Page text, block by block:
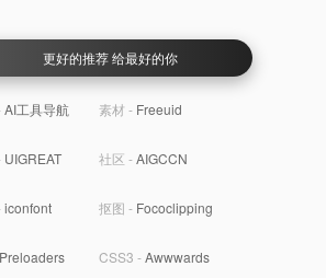
更好的推荐 给最好的你
AI工具导航 素材 - Freeuid
UIGREAT 社区 -AIGCCN
iconfont 抠图 - Fococlipping
Preloaders CSS3 -Awwwards